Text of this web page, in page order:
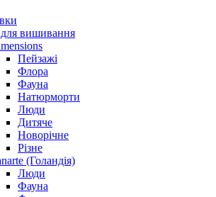
вишивання
Пейзажі
Флора
Фауна
Натюрморти
Люди
Дитяче
Новорічне
Різне
(Голандія)
Люди
Фауна